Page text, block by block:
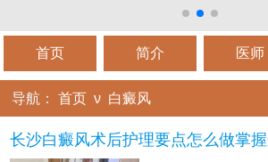
首页 简介 医师
导航： 首页 ν 白癜风
长沙白癜风术后护理要点怎么做掌